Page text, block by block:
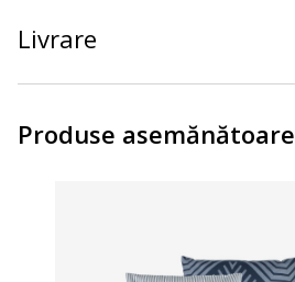
Livrare
Produse asemănătoare